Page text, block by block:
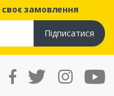
своє замовлення
Підписатися